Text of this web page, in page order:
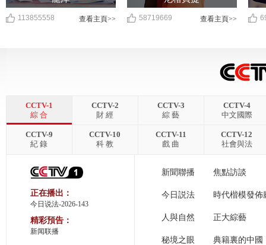
113855558 查看主頁>> 58719669 查看主頁>>
CCTV-1
綜 合
CCTV-2
財 經
CCTV-3
綜 藝
CCTV-4
中文國際
CCTV-9
紀 錄
CCTV-10
科 教
CCTV-11
戲 曲
CCTV-12
社會與法
正在播出：
今日说法-2026-143
精彩預告：
新闻联播
新聞聯播 焦點訪談
今日説法 時代楷模發佈
人與自然 正大綜藝
秘境之眼 典籍裏的中國